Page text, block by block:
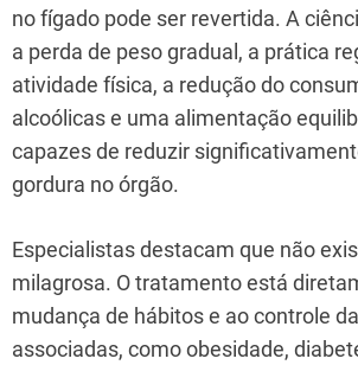
no fígado pode ser revertida. A
a perda de peso gradual, a prática
atividade física, a redução do
alcoólicas e uma alimentação
capazes de reduzir
gordura no órgão.
Especialistas destacam que não
milagrosa. O tratamento está
mudança de hábitos e ao controle
associadas, como obesidade,